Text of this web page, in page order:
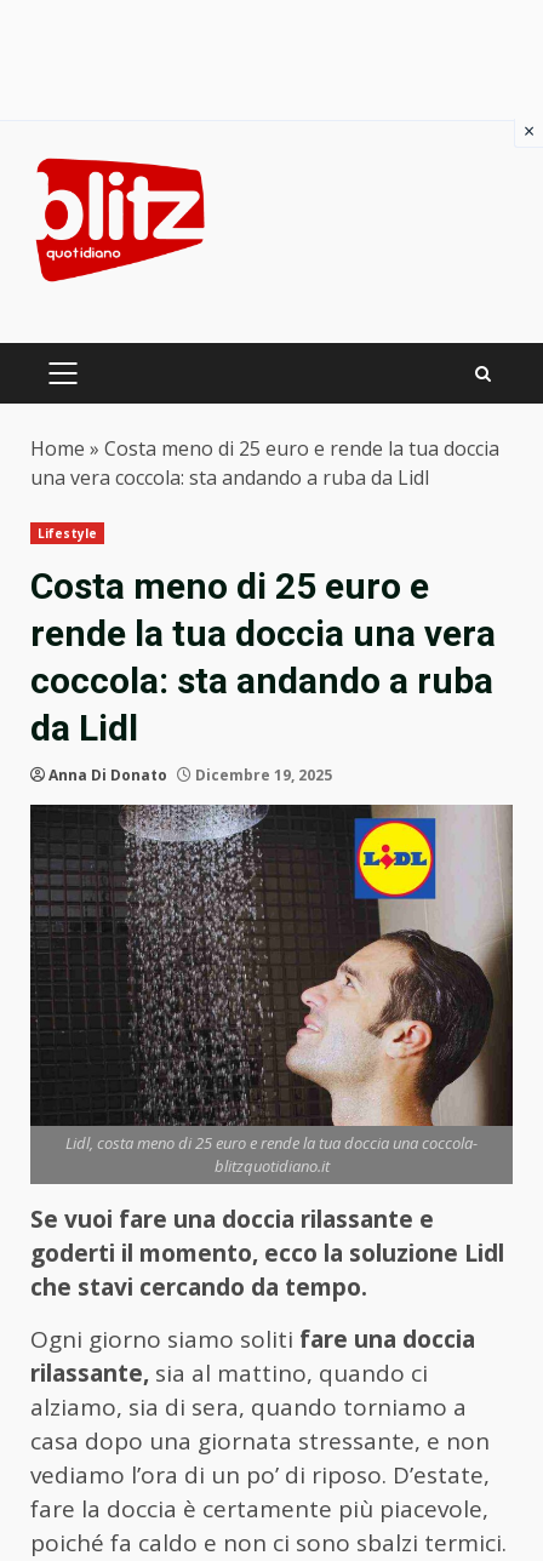
content
PRIMARY
Home » Costa meno di 25 euro e rende la tua doccia
una vera coccola: sta andando a ruba da Lidl
Lifestyle
Costa meno di 25 euro e
rende la tua doccia una vera
coccola: sta andando a ruba
da Lidl
Anna Di Donato Dicembre 19, 2025
Lidl, costa meno di 25 euro e rende la tua doccia una coccola-
blitzquotidiano.it
Se vuoi fare una doccia rilassante e
goderti il momento, ecco la soluzione Lidl
che stavi cercando da tempo.
Ogni giorno siamo soliti fare una doccia
rilassante, sia al mattino, quando ci
alziamo, sia di sera, quando torniamo a
casa dopo una giornata stressante, e non
vediamo l’ora di un po’ di riposo. D’estate,
fare la doccia è certamente più piacevole,
poiché fa caldo e non ci sono sbalzi termici.
×